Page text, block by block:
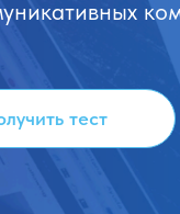
тест
прогресса
могут
мышления